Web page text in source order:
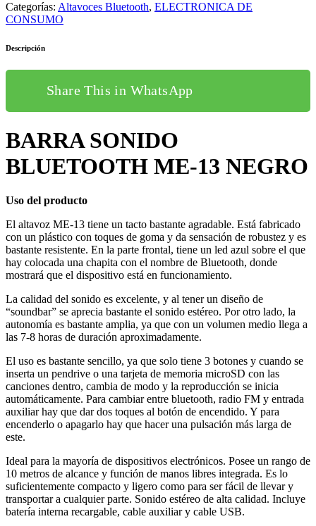
Categorías: Altavoces Bluetooth, ELECTRONICA DE
CONSUMO
Descripción
Share This in WhatsApp
BARRA SONIDO
BLUETOOTH ME-13 NEGRO
Uso del producto
El altavoz ME-13 tiene un tacto bastante agradable. Está fabricado
con un plástico con toques de goma y da sensación de robustez y es
bastante resistente. En la parte frontal, tiene un led azul sobre el que
hay colocada una chapita con el nombre de Bluetooth, donde
mostrará que el dispositivo está en funcionamiento.
La calidad del sonido es excelente, y al tener un diseño de
“soundbar” se aprecia bastante el sonido estéreo. Por otro lado, la
autonomía es bastante amplia, ya que con un volumen medio llega a
las 7-8 horas de duración aproximadamente.
El uso es bastante sencillo, ya que solo tiene 3 botones y cuando se
inserta un pendrive o una tarjeta de memoria microSD con las
canciones dentro, cambia de modo y la reproducción se inicia
automáticamente. Para cambiar entre bluetooth, radio FM y entrada
auxiliar hay que dar dos toques al botón de encendido. Y para
encenderlo o apagarlo hay que hacer una pulsación más larga de
este.
Ideal para la mayoría de dispositivos electrónicos. Posee un rango de
10 metros de alcance y función de manos libres integrada. Es lo
suficientemente compacto y ligero como para ser fácil de llevar y
transportar a cualquier parte. Sonido estéreo de alta calidad. Incluye
batería interna recargable, cable auxiliar y cable USB.